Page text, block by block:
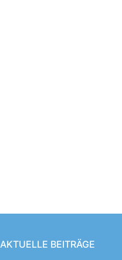
AKTUELLE BEITRÄGE